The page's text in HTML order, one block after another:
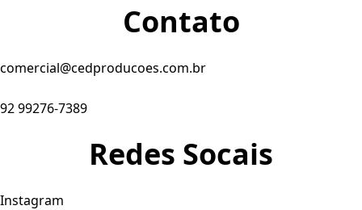
Contato
comercial@cedproducoes.com.br
92 99276-7389
Redes Socais
Instagram